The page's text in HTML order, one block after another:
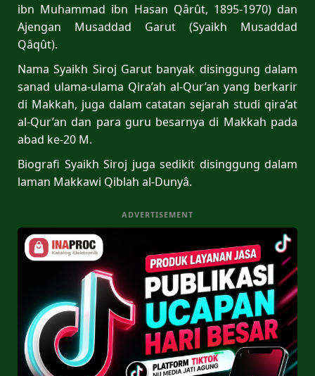
ibn Muhammad ibn Hasan Qârût, 1895-1970) dan
Ajengan Musaddad Garut (Syaikh Musaddad
Qâqût).
Nama Syaikh Siroj Garut banyak disinggung dalam
sanad ulama-ulama Qira’ah al-Qur’an yang berkarir
di Makkah, juga dalam catatan sejarah studi qira’at
al-Qur’an dan para guru besarnya di Makkah pada
abad ke-20 M.
Biografi Syaikh Siroj juga sedikit disinggung dalam
laman Makkawi Qiblah al-Dunyâ.
ADVERTISEMENT